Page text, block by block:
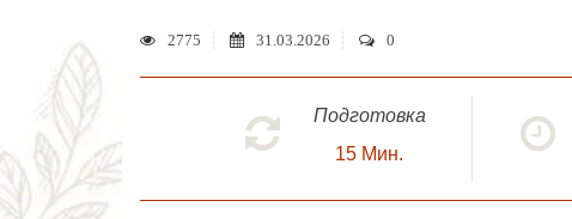
2775 31.03.2026 0
Подготовка
15 Мин.